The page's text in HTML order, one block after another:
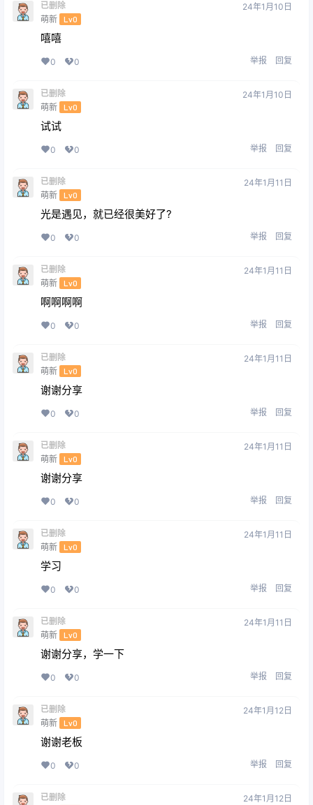
已删除
萌新 Lv0
24年1月10日
嘻嘻
0 0 举报 回复
已删除
萌新 Lv0
24年1月10日
试试
0 0 举报 回复
已删除
萌新 Lv0
24年1月11日
光是遇见，就已经很美好了?
0 0 举报 回复
已删除
萌新 Lv0
24年1月11日
啊啊啊啊
0 0 举报 回复
已删除
萌新 Lv0
24年1月11日
谢谢分享
0 0 举报 回复
已删除
萌新 Lv0
24年1月11日
谢谢分享
0 0 举报 回复
已删除
萌新 Lv0
24年1月11日
学习
0 0 举报 回复
已删除
萌新 Lv0
24年1月11日
谢谢分享，学一下
0 0 举报 回复
已删除
萌新 Lv0
24年1月12日
谢谢老板
0 0 举报 回复
已删除
24年1月12日